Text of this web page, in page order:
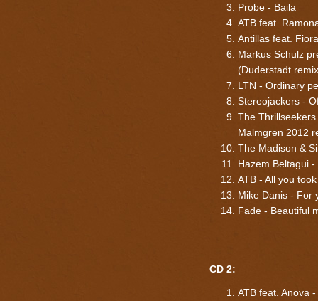
Probe - Baila
ATB feat.
Antillas feat.
Markus Schulz
(Duderstadt
LTN - Ordinary
Stereojackers -
The
Malmgren 2012
The Madison &
Hazem Beltagui
ATB - All you took
Mike Danis - For
Fade - Beautiful
CD 2:
ATB feat. Anova